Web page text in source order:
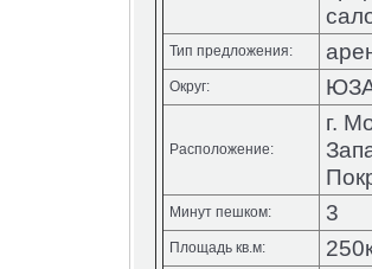
Тип предложения:
Округ:
Расположение:
г.
Минут пешком: 3
Площадь кв.м: